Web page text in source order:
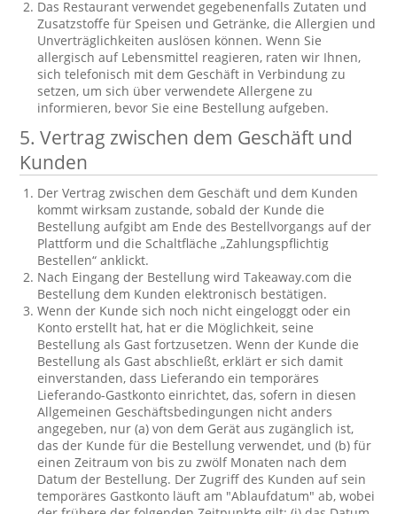
Das Restaurant verwendet gegebenenfalls Zutaten und
Zusatzstoffe für Speisen und Getränke, die Allergien und
Unverträglichkeiten auslösen können. Wenn Sie
allergisch auf Lebensmittel reagieren, raten wir Ihnen,
sich telefonisch mit dem Geschäft in Verbindung zu
setzen, um sich über verwendete Allergene zu
informieren, bevor Sie eine Bestellung aufgeben.
5. Vertrag zwischen dem Geschäft und
Kunden
Der Vertrag zwischen dem Geschäft und dem Kunden
kommt wirksam zustande, sobald der Kunde die
Bestellung aufgibt am Ende des Bestellvorgangs auf der
Plattform und die Schaltfläche „Zahlungspflichtig
Bestellen“ anklickt.
Nach Eingang der Bestellung wird Takeaway.com die
Bestellung dem Kunden elektronisch bestätigen.
Wenn der Kunde sich noch nicht eingeloggt oder ein
Konto erstellt hat, hat er die Möglichkeit, seine
Bestellung als Gast fortzusetzen. Wenn der Kunde die
Bestellung als Gast abschließt, erklärt er sich damit
einverstanden, dass Lieferando ein temporäres
Lieferando-Gastkonto einrichtet, das, sofern in diesen
Allgemeinen Geschäftsbedingungen nicht anders
angegeben, nur (a) von dem Gerät aus zugänglich ist,
das der Kunde für die Bestellung verwendet, und (b) für
einen Zeitraum von bis zu zwölf Monaten nach dem
Datum der Bestellung. Der Zugriff des Kunden auf sein
temporäres Gastkonto läuft am "Ablaufdatum" ab, wobei